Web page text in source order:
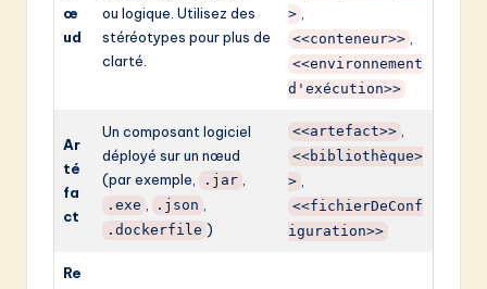
œ
ud
ou logique. Utilisez des
stéréotypes pour plus de
clarté.
> ,
<<conteneur>> ,
<<environnement
d'exécution>>
Ar
té
fa
ct
Un composant logiciel
déployé sur un nœud
(par exemple,
.jar ,
.exe , .json ,
.dockerfile )
<<artefact>> ,
<<bibliothèque>
> ,
<<fichierDeConf
iguration>>
Re